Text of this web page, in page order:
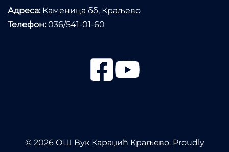
Адреса:Каменица бб, Краљево
Телефон:036/541-01-60
© 2026 ОШ Вук Караџић Краљево. Proudly